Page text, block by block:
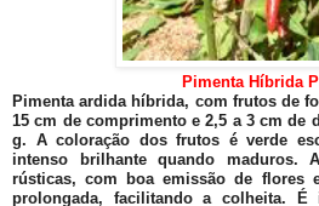
Pimenta Híbrida
Pimenta ardida híbrida, com frutos de
15 cm de comprimento e 2,5 a 3 cm de
g. A coloração dos frutos é verde
intenso brilhante quando maduros.
rústicas, com boa emissão de flores
prolongada, facilitando a colheita. É